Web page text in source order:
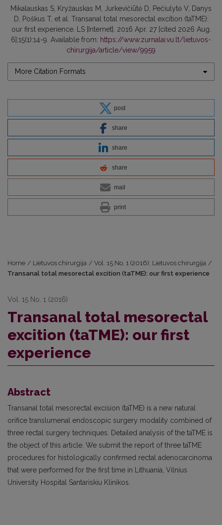
Mikalauskas S, Kryžauskas M, Jurkevičiūtė D, Pečiulytė V, Danys
D, Poškus T, et al. Transanal total mesorectal excition (taTME):
our first experience. LS [Internet]. 2016 Apr. 27 [cited 2026 Aug.
6];15(1):14-9. Available from: https://www.zurnalai.vu.lt/lietuvos-
chirurgija/article/view/9959
More Citation Formats
post
share
share
share
mail
print
Home / Lietuvos chirurgija / Vol. 15 No. 1 (2016): Lietuvos chirurgija /
Transanal total mesorectal excition (taTME): our first experience
Vol. 15 No. 1 (2016)
Transanal total mesorectal
excition (taTME): our first
experience
Abstract
Transanal total mesorectal excision (taTME) is a new natural
orifice translumenal endoscopic surgery modality combined of
three rectal surgery techniques. Detailed analysis of the taTME is
the object of this article. We submit the report of three taTME
procedures for histologically confirmed rectal adenocarcinoma
that were performed for the first time in Lithuania, Vilnius
University Hospital Santariskiu Klinikos.